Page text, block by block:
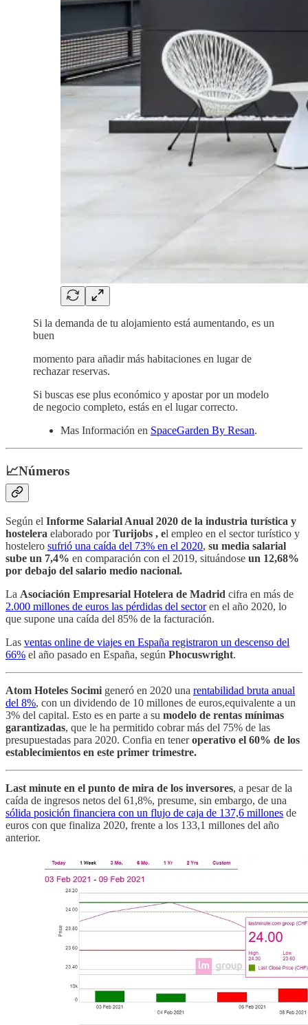
Si la demanda de tu alojamiento está aumentando, es un
buen
momento para añadir más habitaciones en lugar de
rechazar reservas.
Si buscas ese plus económico y apostar por un modelo
de negocio completo, estás en el lugar correcto.
Mas Información en SpaceGarden By Resan.
📈Números
Según el Informe Salarial Anual 2020 de la industria turística y
hostelera elaborado porTurijobs , el empleo en el sector turístico y
hostelero sufrió una caída del 73% en el 2020, su media salarial
sube un 7,4% en comparación con el 2019, situándose un 12,68%
por debajo del salario medio nacional.
La Asociación Empresarial Hotelera de Madrid cifra en más de
2.000 millones de euros las pérdidas del sectoren el año 2020, lo
que supone una caída del 85% de la facturación.
Las ventas online de viajes en España registraron un descenso del
66% el año pasado en España, según Phocuswright.
Atom Hoteles Socimi generó en 2020 una rentabilidad bruta anual
del 8%, con un dividendo de 10 millones de euros,equivalente a un
3% del capital. Esto es en parte a su modelo de rentas mínimas
garantizadas, que le ha permitido cobrar más del 75% de las
presupuestadas para 2020. Confia en teneroperativo el 60% de los
establecimientos en este primer trimestre.
Last minute en el punto de mira de los inversores, a pesar de la
caída de ingresos netos del 61,8%, presume, sin embargo, de una
sólida posición financiera con un flujo de caja de 137,6 millones de
euros con que finaliza 2020, frente a los 133,1 millones del año
anterior.